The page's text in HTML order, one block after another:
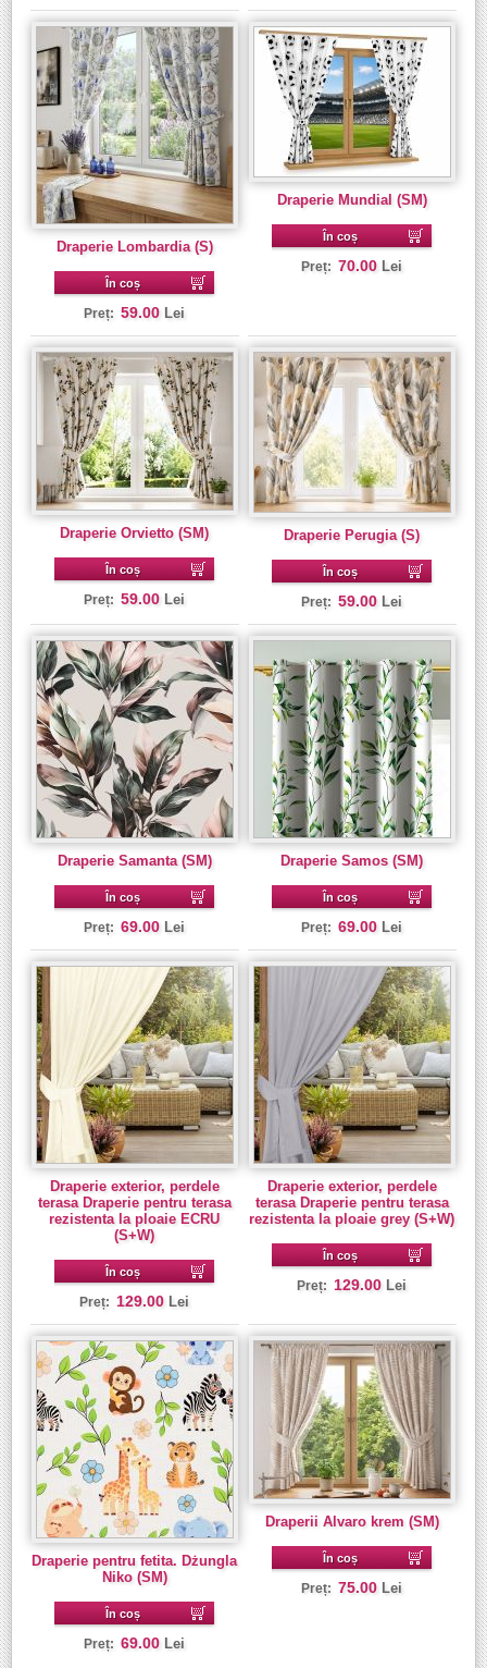
Draperie Lombardia (S)
În coș
Preț: 59.00 Lei
Draperie Mundial (SM)
În coș
Preț: 70.00 Lei
Draperie Orvietto (SM)
În coș
Preț: 59.00 Lei
Draperie Perugia (S)
În coș
Preț: 59.00 Lei
Draperie Samanta (SM)
În coș
Preț: 69.00 Lei
Draperie Samos (SM)
În coș
Preț: 69.00 Lei
Draperie exterior, perdele
terasa Draperie pentru terasa
rezistenta la ploaie ECRU
(S+W)
În coș
Preț: 129.00 Lei
Draperie exterior, perdele
terasa Draperie pentru terasa
rezistenta la ploaie grey (S+W)
În coș
Preț: 129.00 Lei
Draperie pentru fetita. Dżungla
Niko (SM)
În coș
Preț: 69.00 Lei
Draperii Alvaro krem (SM)
În coș
Preț: 75.00 Lei